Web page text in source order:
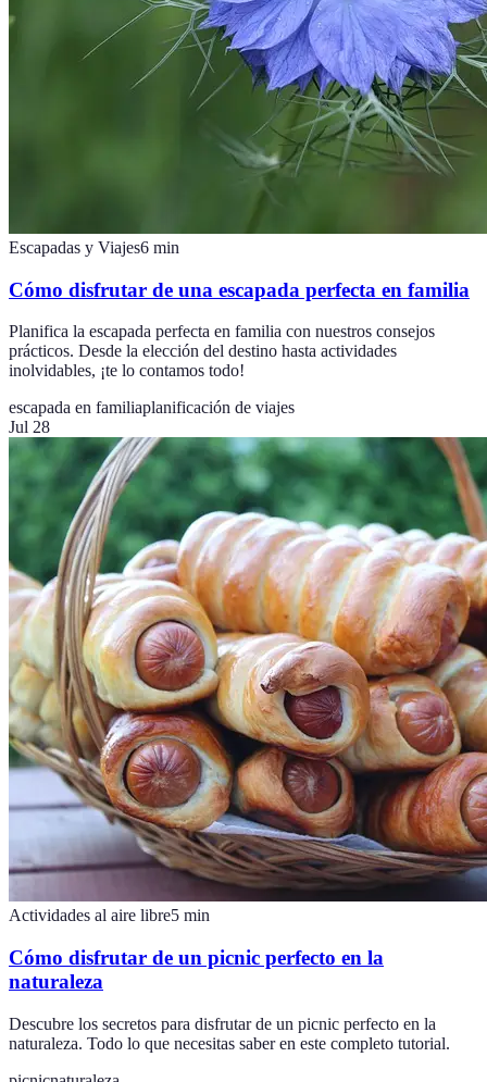
Escapadas y Viajes6 min
Cómo disfrutar de una escapada perfecta en familia
Planifica la escapada perfecta en familia con nuestros consejos
prácticos. Desde la elección del destino hasta actividades
inolvidables, ¡te lo contamos todo!
escapada en familiaplanificación de viajes
Jul 28
Actividades al aire libre5 min
Cómo disfrutar de un picnic perfecto en la
naturaleza
Descubre los secretos para disfrutar de un picnic perfecto en la
naturaleza. Todo lo que necesitas saber en este completo tutorial.